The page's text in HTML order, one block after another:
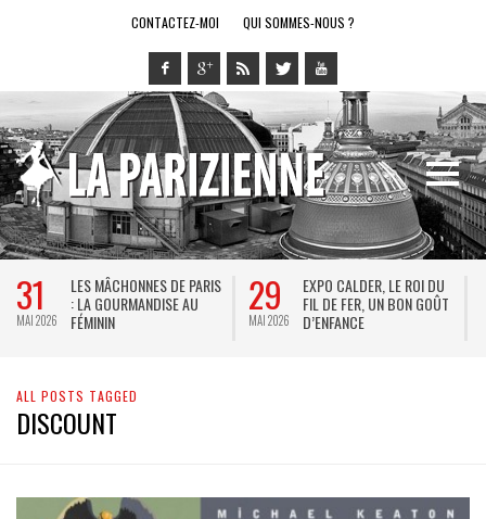
CONTACTEZ-MOI QUI SOMMES-NOUS ?
31
MAI 2026
LES MÂCHONNES DE PARIS
: LA GOURMANDISE AU
FÉMININ
29
MAI 2026
EXPO CALDER, LE ROI DU
FIL DE FER, UN BON GOÛT
D’ENFANCE
ALL POSTS TAGGED
DISCOUNT